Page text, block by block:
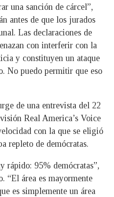
una sanción de cárcel”,
antes de que los jurados
Las declaraciones de
con interferir con la
y constituyen un ataque
No puedo permitir que eso
de una entrevista del 22
Real America’s Voice
con la que se eligió
repleto de demócratas.
rápido: 95% demócratas”,
“El área es mayormente
es simplemente un área